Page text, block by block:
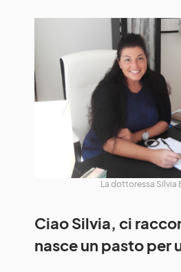
La dottoressa Silvia
Ciao Silvia, ci
nasce un pasto per